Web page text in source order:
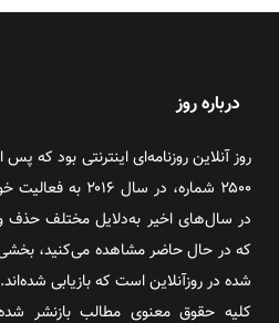
درباره روز
۲۵۰۰ شماره، در
در سال‌های اخیر به‌دلایل مختلف
که در حال حاضر مشاهده می‌کنید،
شده در روزآنلاین است که بازیابی شده‌اند.
کلیه حقوق معنوی مطالب بازنشر